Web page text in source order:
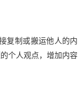
复制或搬运他人的内
个人观点，增加内容